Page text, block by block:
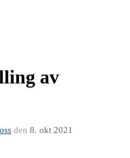
av
den 8. okt 2021